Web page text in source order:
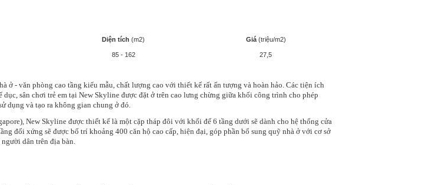
Diện tích (m2) Giá(triệu/m2)
85 - 162
27,5
ở - văn phòng cao tầng kiểu mẫu, chất lượng cao với thiết kế rất ấn tượng và hoàn hảo. Các tiện ích
dục, sân chơi trẻ em tại New Skyline được đặt ở trên cao lưng chừng giữa khối công trình cho phép
dụng và tạo ra không gian chung ở đó.
New Skyline được thiết kế là một cặp tháp đôi với khối đế 6 tầng dưới sẽ dành cho hệ thống cửa
đối xứng sẽ được bố trí khoảng 400 căn hộ cao cấp, hiện đại, góp phần bổ sung quỹ nhà ở với cơ sở
dân trên địa bàn.